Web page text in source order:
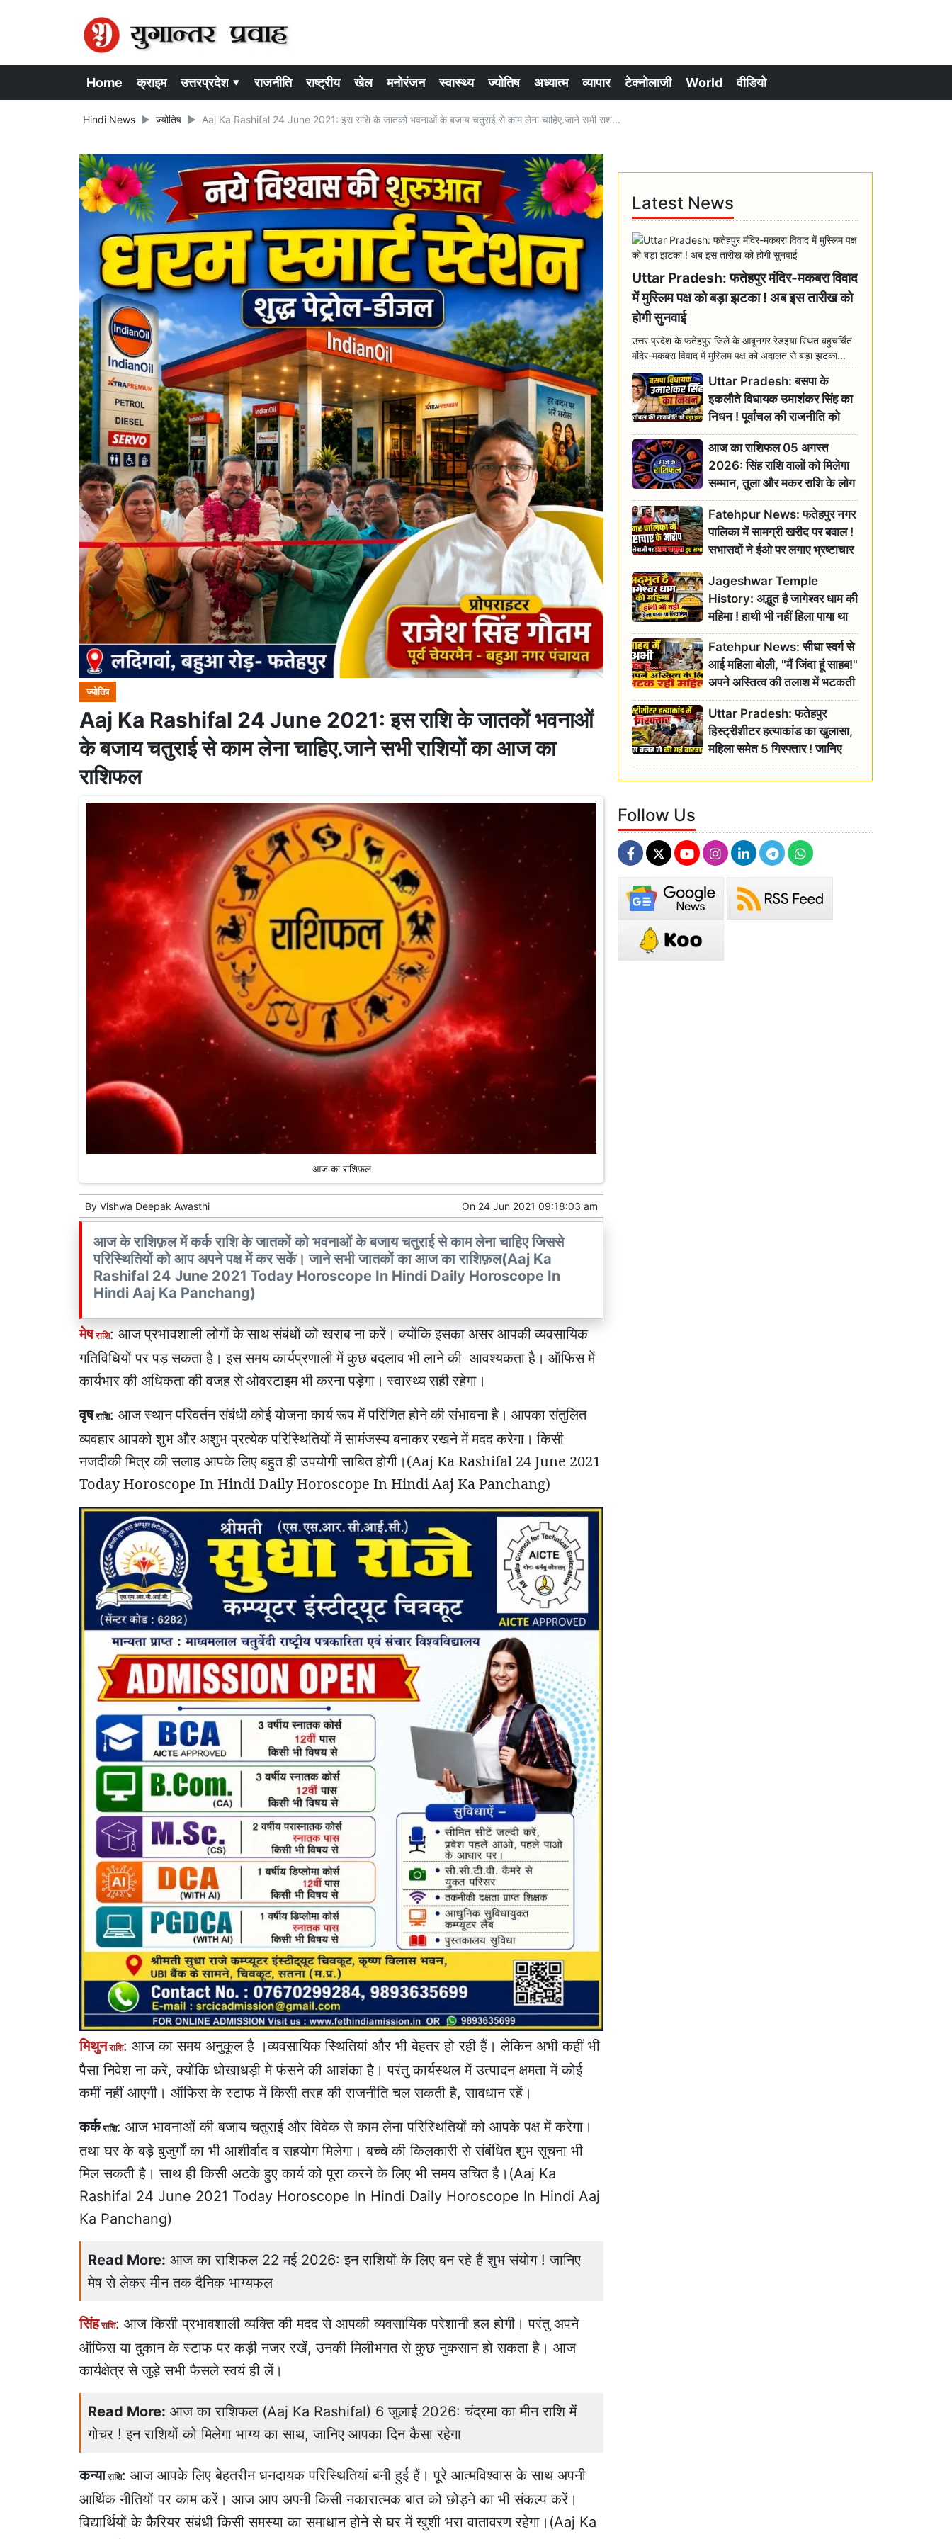
Home क्राइम उत्तरप्रदेश ▾ राजनीति राष्ट्रीय खेल मनोरंजन स्वास्थ्य ज्योतिष अध्यात्म व्यापार टेक्नोलाजी World वीडियो
Hindi News ज्योतिष Aaj Ka Rashifal 24 June 2021: इस राशि के जातकों भवनाओं के बजाय चतुराई से काम लेना चाहिए.जाने सभी राश...
ज्योतिष
Aaj Ka Rashifal 24 June 2021: इस राशि के जातकों भवनाओं
के बजाय चतुराई से काम लेना चाहिए.जाने सभी राशियों का आज का
राशिफल
आज का राशिफ़ल
By Vishwa Deepak Awasthi On 24 Jun 2021 09:18:03 am
आज के राशिफ़ल में कर्क राशि के जातकों को भवनाओं के बजाय चतुराई से काम लेना चाहिए जिससे
परिस्थितियों को आप अपने पक्ष में कर सकें। जाने सभी जातकों का आज का राशिफ़ल(Aaj Ka
Rashifal 24 June 2021 Today Horoscope In Hindi Daily Horoscope In
Hindi Aaj Ka Panchang)
मेषराशि: आज प्रभावशाली लोगों के साथ संबंधों को खराब ना करें। क्योंकि इसका असर आपकी व्यवसायिक
गतिविधियों पर पड़ सकता है। इस समय कार्यप्रणाली में कुछ बदलाव भी लाने की आवश्यकता है। ऑफिस में
कार्यभार की अधिकता की वजह से ओवरटाइम भी करना पड़ेगा। स्वास्थ्य सही रहेगा।
वृषराशि: आज स्थान परिवर्तन संबंधी कोई योजना कार्य रूप में परिणित होने की संभावना है। आपका संतुलित
व्यवहार आपको शुभ और अशुभ प्रत्येक परिस्थितियों में सामंजस्य बनाकर रखने में मदद करेगा। किसी
नजदीकी मित्र की सलाह आपके लिए बहुत ही उपयोगी साबित होगी।(Aaj Ka Rashifal 24 June 2021
Today Horoscope In Hindi Daily Horoscope In Hindi Aaj Ka Panchang)
मिथुनराशि: आज का समय अनुकूल है ।व्यवसायिक स्थितियां और भी बेहतर हो रही हैं। लेकिन अभी कहीं भी
पैसा निवेश ना करें, क्योंकि धोखाधड़ी में फंसने की आशंका है। परंतु कार्यस्थल में उत्पादन क्षमता में कोई
कमीं नहीं आएगी। ऑफिस के स्टाफ में किसी तरह की राजनीति चल सकती है, सावधान रहें।
कर्कराशि: आज भावनाओं की बजाय चतुराई और विवेक से काम लेना परिस्थितियों को आपके पक्ष में करेगा।
तथा घर के बड़े बुजुर्गों का भी आशीर्वाद व सहयोग मिलेगा। बच्चे की किलकारी से संबंधित शुभ सूचना भी
मिल सकती है। साथ ही किसी अटके हुए कार्य को पूरा करने के लिए भी समय उचित है।(Aaj Ka
Rashifal 24 June 2021 Today Horoscope In Hindi Daily Horoscope In Hindi Aaj
Ka Panchang)
Read More: आज का राशिफल 22 मई 2026: इन राशियों के लिए बन रहे हैं शुभ संयोग ! जानिए
मेष से लेकर मीन तक दैनिक भाग्यफल
सिंहराशि: आज किसी प्रभावशाली व्यक्ति की मदद से आपकी व्यवसायिक परेशानी हल होगी। परंतु अपने
ऑफिस या दुकान के स्टाफ पर कड़ी नजर रखें, उनकी मिलीभगत से कुछ नुकसान हो सकता है। आज
कार्यक्षेत्र से जुड़े सभी फैसले स्वयं ही लें।
Read More: आज का राशिफल (Aaj Ka Rashifal) 6 जुलाई 2026: चंद्रमा का मीन राशि में
गोचर ! इन राशियों को मिलेगा भाग्य का साथ, जानिए आपका दिन कैसा रहेगा
कन्याराशि: आज आपके लिए बेहतरीन धनदायक परिस्थितियां बनी हुई हैं। पूरे आत्मविश्वास के साथ अपनी
आर्थिक नीतियों पर काम करें। आज आप अपनी किसी नकारात्मक बात को छोड़ने का भी संकल्प करें।
विद्यार्थियों के कैरियर संबंधी किसी समस्या का समाधान होने से घर में खुशी भरा वातावरण रहेगा।(Aaj Ka
Latest News
Uttar Pradesh: फतेहपुर मंदिर-मकबरा विवाद
में मुस्लिम पक्ष को बड़ा झटका ! अब इस तारीख को
होगी सुनवाई
उत्तर प्रदेश के फतेहपुर जिले के आबूनगर रेडइया स्थित बहुचर्चित
मंदिर-मकबरा विवाद में मुस्लिम पक्ष को अदालत से बड़ा झटका...
Uttar Pradesh: बसपा के
इकलौते विधायक उमाशंकर सिंह का
निधन ! पूर्वांचल की राजनीति को
बड़ा झटका, योगी ने जताया दुःख
आज का राशिफल 05 अगस्त
2026: सिंह राशि वालों को मिलेगा
सम्मान, तुला और मकर राशि के लोग
रहें सतर्क
Fatehpur News: फतेहपुर नगर
पालिका में सामग्री खरीद पर बवाल !
सभासदों ने ईओ पर लगाए भ्रष्टाचार
के गंभीर आरोप
Jageshwar Temple
History: अद्भुत है जागेश्वर धाम की
महिमा ! हाथी भी नहीं हिला पाया था
शिवलिंग, जानिए क्या है इसका
इतिहास
Fatehpur News: सीधा स्वर्ग से
आई महिला बोली, "मैं जिंदा हूं साहब!"
अपने अस्तित्व की तलाश में भटकती
रही बुजुर्ग, एसडीएम ने दिए जांच के
आदेश
Uttar Pradesh: फतेहपुर
हिस्ट्रीशीटर हत्याकांड का खुलासा,
महिला समेत 5 गिरफ्तार ! जानिए
क्या था कनेक्शन?
Follow Us